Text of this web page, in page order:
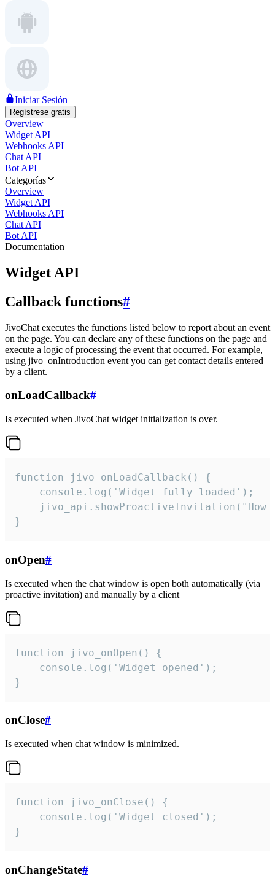
Iniciar Sesión
Regístrese gratis
Overview
Widget API
Webhooks API
Chat API
Bot API
Categorías
Overview
Widget API
Webhooks API
Chat API
Bot API
Documentation
Widget API
Callback functions#
JivoChat executes the functions listed below to report about an event
on the page. You can declare any of these functions on the page and
execute a logic of processing the event that occurred. For example,
using jivo_onIntroduction event you can get contact details entered
by a client.
onLoadCallback#
Is executed when JivoChat widget initialization is over.
function jivo_onLoadCallback() {
    console.log('Widget fully loaded');
jivo_api.showProactiveInvitation("How
}
onOpen#
Is executed when the chat window is open both automatically (via
proactive invitation) and manually by a client
function jivo_onOpen() {
    console.log('Widget opened');
}
onClose#
Is executed when chat window is minimized.
function jivo_onClose() {
    console.log('Widget closed');
}
onChangeState#